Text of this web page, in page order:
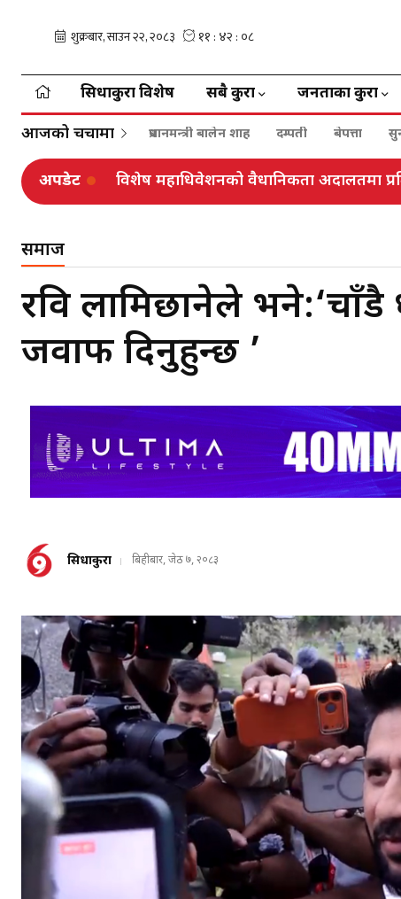
सिधाकुरा विशेष सबै कुरा जनताका कुरा
आजको चर्चामा प्रधानमन्त्री बालेन शाह दम्पती बेपत्ता
अपडेट विशेष महाधिवेशनको वैधानिकता अदालतमा
समाज
रवि लामिछानेले भने:‘चाँडै
जवाफ दिनुहुन्छ ’
सिधाकुरा बिहीबार, जेठ ७, २०८३